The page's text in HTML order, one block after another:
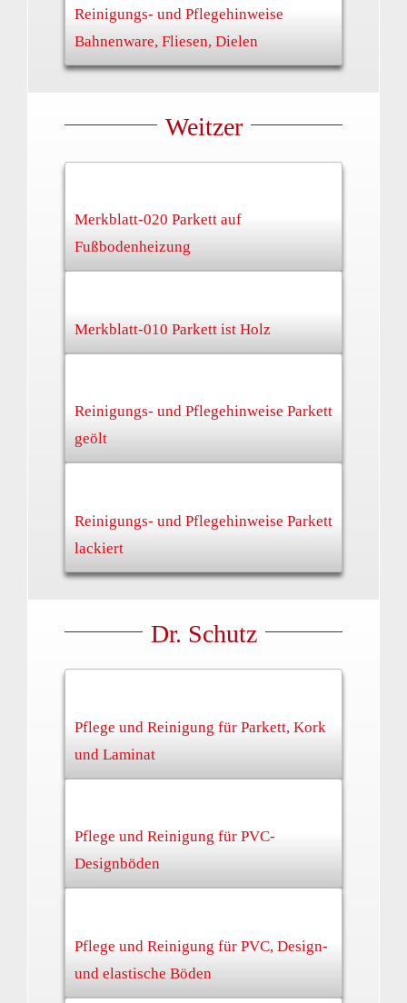
Reinigungs- und Pflegehinweise
Bahnenware, Fliesen, Dielen
Weitzer
Merkblatt-020 Parkett auf
Fußbodenheizung
Merkblatt-010 Parkett ist Holz
Reinigungs- und Pflegehinweise Parkett
geölt
Reinigungs- und Pflegehinweise Parkett
lackiert
Dr. Schutz
Pflege und Reinigung für Parkett, Kork
und Laminat
Pflege und Reinigung für PVC-
Designböden
Pflege und Reinigung für PVC, Design-
und elastische Böden